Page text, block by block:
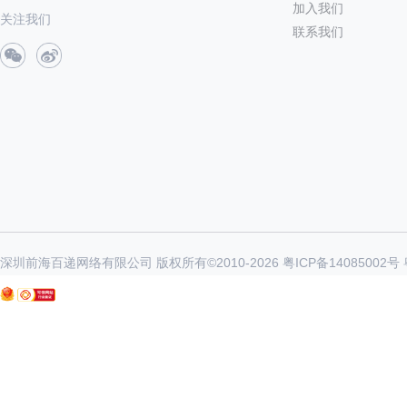
关注我们
加入我们
联系我们
深圳前海百递网络有限公司 版权所有©2010-2026 粤ICP备14085002号